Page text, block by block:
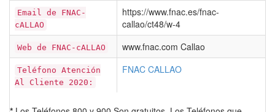
Email de FNAC-
cALLAO
https://www.fnac.es/fnac-
callao/ct48/w-4
Web de FNAC-cALLAO www.fnac.com Callao
Teléfono Atención
Al Cliente 2020:
FNAC CALLAO